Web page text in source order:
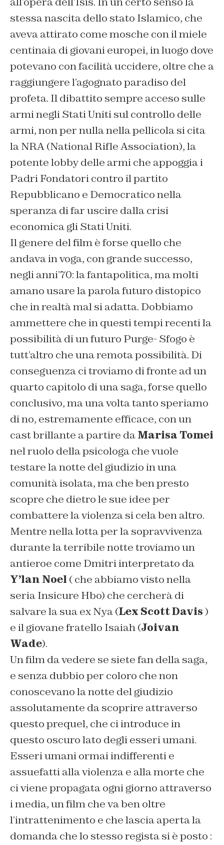
stessa nascita dello stato Islamico, che
aveva attirato come mosche con il miele
centinaia di giovani europei, in luogo dove
potevano con facilità uccidere, oltre che a
raggiungere l’agognato paradiso del
profeta. Il dibattito sempre acceso sulle
armi negli Stati Uniti sul controllo delle
armi, non per nulla nella pellicola si cita
la NRA (National Rifle Association), la
potente lobby delle armi che appoggia i
Padri Fondatori contro il partito
Repubblicano e Democratico nella
speranza di far uscire dalla crisi
economica gli Stati Uniti.
Il genere del film è forse quello che
andava in voga, con grande successo,
negli anni’70: la fantapolitica, ma molti
amano usare la parola futuro distopico
che in realtà mal si adatta. Dobbiamo
ammettere che in questi tempi recenti la
possibilità di un futuro Purge- Sfogo è
tutt’altro che una remota possibilità. Di
conseguenza ci troviamo di fronte ad un
quarto capitolo di una saga, forse quello
conclusivo, ma una volta tanto speriamo
di no, estremamente efficace, con un
cast brillante a partire daMarisa Tomei
nel ruolo della psicologa che vuole
testare la notte del giudizio in una
comunità isolata, ma che ben presto
scopre che dietro le sue idee per
combattere la violenza si cela ben altro.
Mentre nella lotta per la sopravvivenza
durante la terribile notte troviamo un
antieroe come Dmitri interpretato da
Y’lan Noel ( che abbiamo visto nella
seriaInsicure Hbo) che cercherà di
salvare la sua ex Nya (Lex Scott Davis)
e il giovane fratello Isaiah (Joivan
Wade).
Un film da vedere se siete fan della saga,
e senza dubbio per coloro che non
conoscevano la notte del giudizio
assolutamente da scoprire attraverso
questo prequel, che ci introduce in
questo oscuro lato degli esseri umani.
Esseri umani ormai indifferenti e
assuefatti alla violenza e alla morte che
ci viene propagata ogni giorno attraverso
i media, un film che va ben oltre
l’intrattenimento e che lascia aperta la
domanda che lo stesso regista si è posto :